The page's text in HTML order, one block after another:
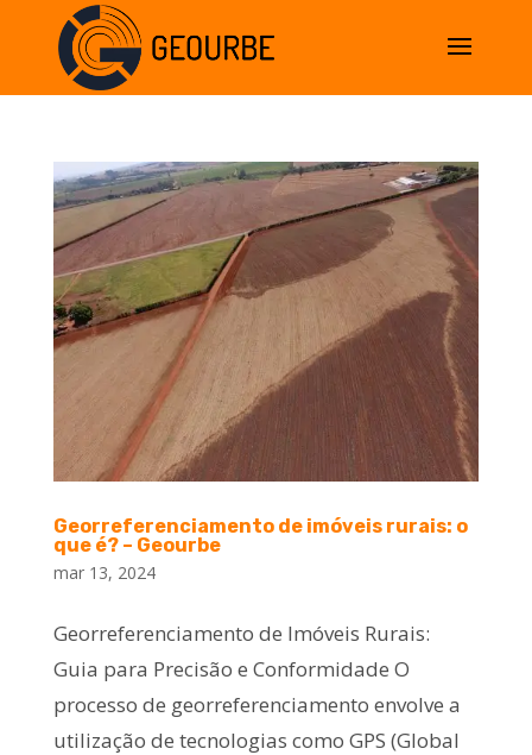
Georreferenciamento de imóveis rurais: o
que é? – Geourbe
mar 13, 2024
Georreferenciamento de Imóveis Rurais:
Guia para Precisão e Conformidade O
processo de georreferenciamento envolve a
utilização de tecnologias como GPS (Global